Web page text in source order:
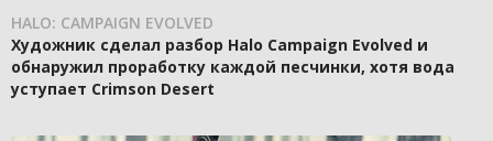
HALO: CAMPAIGN EVOLVED
Художник сделал разбор Halo Campaign Evolved и
обнаружил проработку каждой песчинки, хотя вода
уступает Crimson Desert